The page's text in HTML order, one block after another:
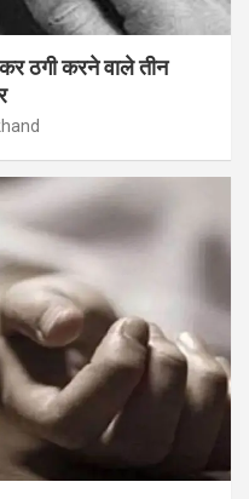
ठगी करने वाले तीन